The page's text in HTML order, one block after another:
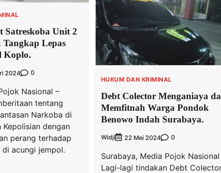
Satreskoba Unit 2
Tangkap Lepas
Koplo.
2024 0
Nasional –
tentang
Narkoba di
Kepolisian dengan
perang terhadap
acungi jempol.
HUKUM DAN KRIMINAL
Debt Colector Menganiaya
Memfitnah Warga Pondok
Benowo Indah Surabaya.
Widji 22 Mei 2024 0
Surabaya, Media Pojok Nasional
Lagi-lagi tindakan Debt